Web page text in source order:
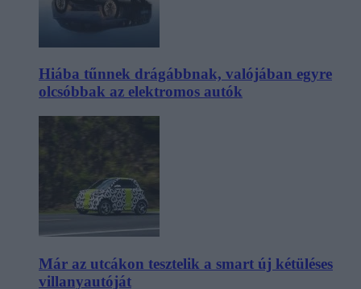
Hiába tűnnek drágábbnak, valójában egyre
olcsóbbak az elektromos autók
Már az utcákon tesztelik a smart új kétüléses
villanyautóját